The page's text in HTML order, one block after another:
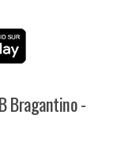
Bragantino -